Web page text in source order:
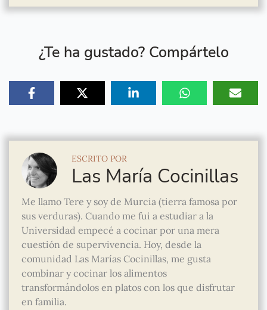
¿Te ha gustado? Compártelo
ESCRITO POR
Las María Cocinillas
Me llamo Tere y soy de Murcia (tierra famosa por
sus verduras). Cuando me fui a estudiar a la
Universidad empecé a cocinar por una mera
cuestión de supervivencia. Hoy, desde la
comunidad Las Marías Cocinillas, me gusta
combinar y cocinar los alimentos
transformándolos en platos con los que disfrutar
en familia.